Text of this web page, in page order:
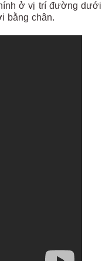
ở vị trí đường dưới
bằng chân.